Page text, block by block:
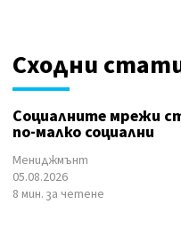
Сходни
Социалните мрежи
по-малко социални
Мениджмънт
05.08.2026
8 мин. за четене